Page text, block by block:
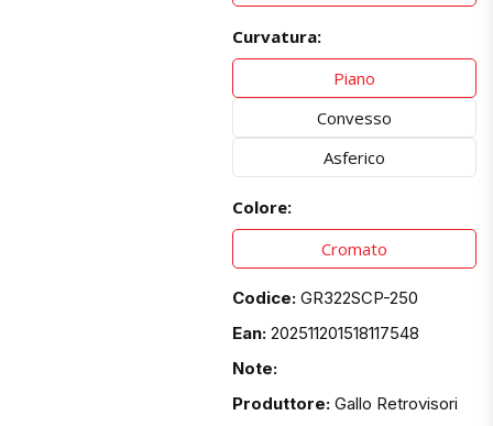
Curvatura:
Piano
Convesso
Asferico
Colore:
Cromato
Codice: GR322SCP-250
Ean: 202511201518117548
Note:
Produttore: Gallo Retrovisori